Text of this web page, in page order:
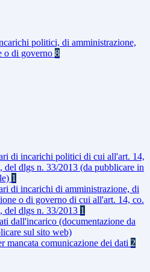
politici, di amministrazione,
o di governo 8
di incarichi politici di cui all'art. 14,
del dlgs n. 33/2013 (da pubblicare in
1
di incarichi di amministrazione, di
o di governo di cui all'art. 14, co.
del dlgs n. 33/2013 1
dall'incarico (documentazione da
sul sito web)
mancata comunicazione dei dati 2